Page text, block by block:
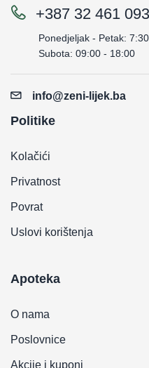
+387 32 461 093
Ponedjeljak - Petak:
Subota: 09:00 - 18:00
info@zeni-lijek.ba
Politike
Kolačići
Privatnost
Povrat
Uslovi korištenja
Apoteka
O nama
Poslovnice
Akcije i kuponi